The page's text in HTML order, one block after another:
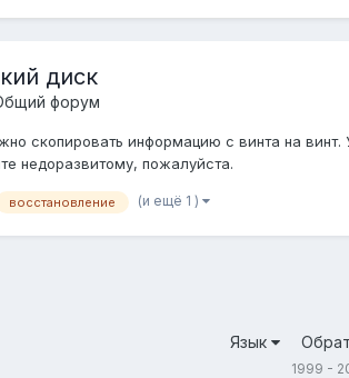
диск
форум
скопировать информацию с винта на
недоразвитому, пожалуйста.
восстановление (и ещё 1 )
Язык
1999 -